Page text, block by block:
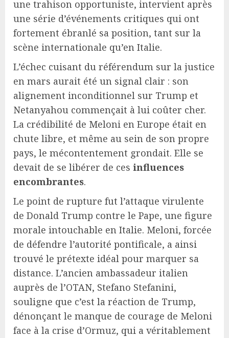
une trahison opportuniste, intervient après
une série d’événements critiques qui ont
fortement ébranlé sa position, tant sur la
scène internationale qu’en Italie.
L’échec cuisant du référendum sur la justice
en mars aurait été un signal clair : son
alignement inconditionnel sur Trump et
Netanyahou commençait à lui coûter cher.
La crédibilité de Meloni en Europe était en
chute libre, et même au sein de son propre
pays, le mécontentement grondait. Elle se
devait de se libérer de ces influences
encombrantes.
Le point de rupture fut l’attaque virulente
de Donald Trump contre le Pape, une figure
morale intouchable en Italie. Meloni, forcée
de défendre l’autorité pontificale, a ainsi
trouvé le prétexte idéal pour marquer sa
distance. L’ancien ambassadeur italien
auprès de l’OTAN, Stefano Stefanini,
souligne que c’est la réaction de Trump,
dénonçant le manque de courage de Meloni
face à la crise d’Ormuz, qui a véritablement